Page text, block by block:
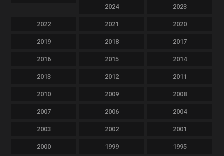
2024 2023
2022 2021 2020
2019 2018 2017
2016 2015 2014
2013 2012 2011
2010 2009 2008
2007 2006 2004
2003 2002 2001
2000 1999 1995